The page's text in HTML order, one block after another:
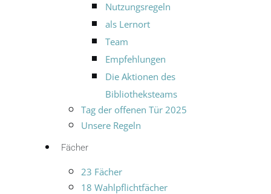
Nutzungsregeln
als Lernort
Team
Empfehlungen
Die Aktionen des
Bibliotheksteams
Tag der offenen Tür 2025
Unsere Regeln
Fächer
23 Fächer
18 Wahlpflichtfächer